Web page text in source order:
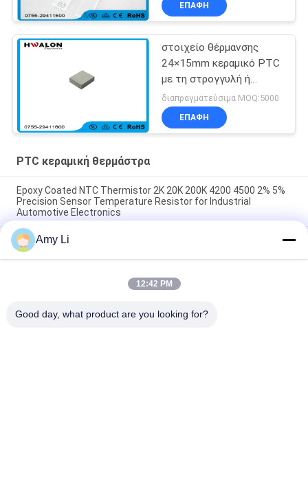
ΕΠΑΦΉ
στοιχείο θέρμανσης
24×15mm κεραμικό PTC
με τη στρογγυλή ή
τετραγωνική μορφή για
τον κατασκευαστή καφέ
διαπραγματεύσιμα MOQ:5000
ΕΠΑΦΉ
PTC κεραμική θερμάστρα
Epoxy Coated NTC Thermistor 2K 20K 200K 4200 4500 2% 5%
Precision Sensor Temperature Resistor for Industrial
Automotive Electronics
Επικάλυπτος με επικάλυψη με επωξικό NTC θερμοστάτη 10K
50K 100K 3950 3435 1% αντίσταση αισθητήρα θερμοκρασίας
ακρίβειας για ηλεκτρονική συσκευή HVAC οικιακής χρήσης
Απομονωμένο κυματοειδές κεραμικό αέρας PTC Θέρμανση
Amy Li
12:42 PM
Good day, what product are you looking for?